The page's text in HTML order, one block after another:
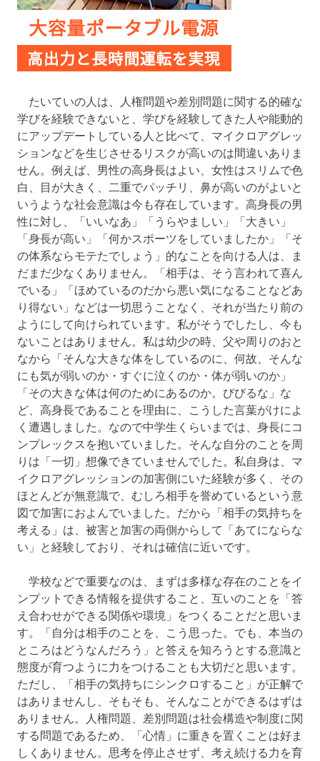
たいていの人は、人権問題や差別問題に関する的確な
学びを経験できないと、学びを経験してきた人や能動的
にアップデートしている人と比べて、マイクロアグレッ
ションなどを生じさせるリスクが高いのは間違いありま
せん。例えば、男性の高身長はよい、女性はスリムで色
白、目が大きく、二重でパッチリ、鼻が高いのがよいと
いうような社会意識は今も存在しています。高身長の男
性に対し、「いいなあ」「うらやましい」「大きい」
「身長が高い」「何かスポーツをしていましたか」「そ
の体系ならモテたでしょう」的なことを向ける人は、ま
だまだ少なくありません。「相手は、そう言われて喜ん
でいる」「ほめているのだから悪い気になることなどあ
り得ない」などは一切思うことなく、それが当たり前の
ようにして向けられています。私がそうでしたし、今も
ないことはありません。私は幼少の時、父や周りのおと
なから「そんな大きな体をしているのに、何故、そんな
にも気が弱いのか・すぐに泣くのか・体が弱いのか」
「その大きな体は何のためにあるのか。びびるな」な
ど、高身長であることを理由に、こうした言葉がけによ
く遭遇しました。なので中学生くらいまでは、身長にコ
ンプレックスを抱いていました。そんな自分のことを周
りは「一切」想像できていませんでした。私自身は、マ
イクロアグレッションの加害側にいた経験が多く、その
ほとんどが無意識で、むしろ相手を誉めているという意
図で加害におよんでいました。だから「相手の気持ちを
考える」は、被害と加害の両側からして「あてにならな
い」と経験しており、それは確信に近いです。
学校などで重要なのは、まずは多様な存在のことをイ
ンプットできる情報を提供すること、互いのことを「答
え合わせができる関係や環境」をつくることだと思いま
す。「自分は相手のことを、こう思った。でも、本当の
ところはどうなんだろう」と答えを知ろうとする意識と
態度が育つように力をつけることも大切だと思います。
ただし、「相手の気持ちにシンクロすること」が正解で
はありませんし、そもそも、そんなことができるはずは
ありません。人権問題、差別問題は社会構造や制度に関
する問題であるため、「心情」に重きを置くことは好ま
しくありません。思考を停止させず、考え続ける力を育